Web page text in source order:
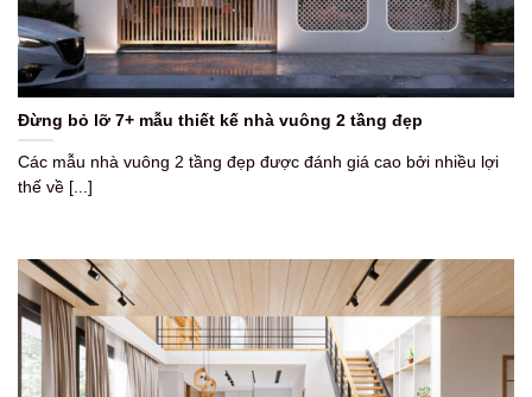
Đừng bỏ lỡ 7+ mẫu thiết kế nhà vuông 2 tầng đẹp
Các mẫu nhà vuông 2 tầng đẹp được đánh giá cao bởi nhiều lợi
thế về [...]